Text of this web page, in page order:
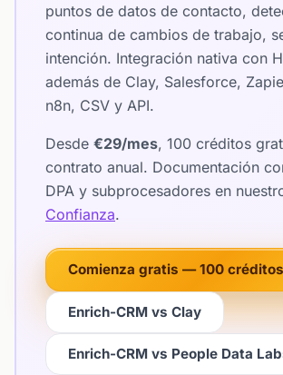
puntos de datos de contacto,
continua de cambios de trabajo,
intención. Integración nativa con
además de Clay, Salesforce,
n8n, CSV y API.
Desde €29/mes, 100 créditos
contrato anual. Documentación
DPA y subprocesadores en
Confianza.
Comienza gratis — 100
Enrich-CRM vs Clay
Enrich-CRM vs People Data